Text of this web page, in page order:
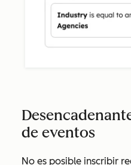
de eventos
No es posible inscribir